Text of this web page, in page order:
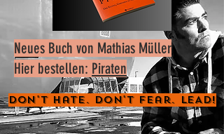
Neues Buch von Mathias Müller
Hier bestellen: Piraten
Don't Hate. Don't Fear. LEAD!